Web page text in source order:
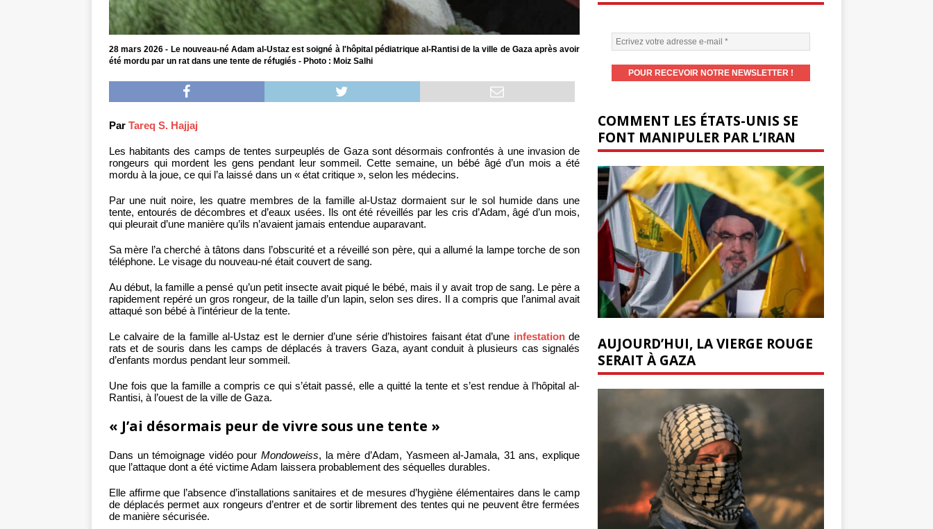
28 mars 2026 - Le nouveau-né Adam al-Ustaz est soigné à l'hôpital pédiatrique al-Rantisi de la ville de Gaza après avoir
été mordu par un rat dans une tente de réfugiés - Photo : Moiz Salhi
Par Tareq S. Hajjaj
Les habitants des camps de tentes surpeuplés de Gaza sont désormais confrontés à une invasion de
rongeurs qui mordent les gens pendant leur sommeil. Cette semaine, un bébé âgé d’un mois a été
mordu à la joue, ce qui l’a laissé dans un « état critique », selon les médecins.
Par une nuit noire, les quatre membres de la famille al-Ustaz dormaient sur le sol humide dans une
tente, entourés de décombres et d’eaux usées. Ils ont été réveillés par les cris d’Adam, âgé d’un mois,
qui pleurait d’une manière qu’ils n’avaient jamais entendue auparavant.
Sa mère l’a cherché à tâtons dans l’obscurité et a réveillé son père, qui a allumé la lampe torche de son
téléphone. Le visage du nouveau-né était couvert de sang.
Au début, la famille a pensé qu’un petit insecte avait piqué le bébé, mais il y avait trop de sang. Le père a
rapidement repéré un gros rongeur, de la taille d’un lapin, selon ses dires. Il a compris que l’animal avait
attaqué son bébé à l’intérieur de la tente.
Le calvaire de la famille al-Ustaz est le dernier d’une série d’histoires faisant état d’une infestationde
rats et de souris dans les camps de déplacés à travers Gaza, ayant conduit à plusieurs cas signalés
d’enfants mordus pendant leur sommeil.
Une fois que la famille a compris ce qui s’était passé, elle a quitté la tente et s’est rendue à l’hôpital al-
Rantisi, à l’ouest de la ville de Gaza.
« J’ai désormais peur de vivre sous une tente »
Dans un témoignage vidéo pourMondoweiss, la mère d’Adam, Yasmeen al-Jamala, 31 ans, explique
que l’attaque dont a été victime Adam laissera probablement des séquelles durables.
Elle affirme que l’absence d’installations sanitaires et de mesures d’hygiène élémentaires dans le camp
de déplacés permet aux rongeurs d’entrer et de sortir librement des tentes qui ne peuvent être fermées
de manière sécurisée.
COMMENT LES ÉTATS-UNIS SE
FONT MANIPULER PAR L’IRAN
AUJOURD’HUI, LA VIERGE ROUGE
SERAIT À GAZA